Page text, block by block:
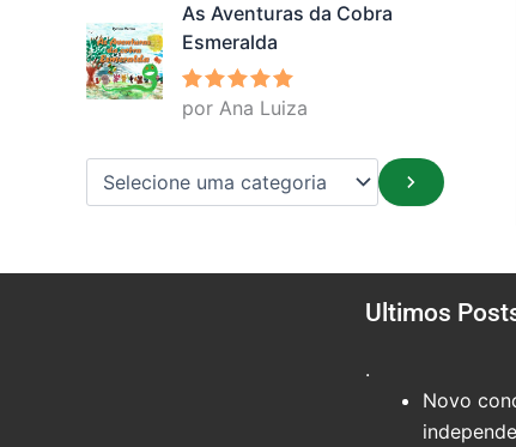
As Aventuras da Cobra
Esmeralda
Avaliação
5
por Ana Luiza
Ultimos
.
Novo